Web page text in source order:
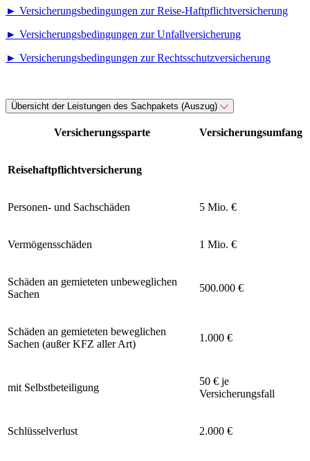
► Versicherungsbedingungen zur Reise-Haftpflichtversicherung
► Versicherungsbedingungen zur Unfallversicherung
► Versicherungsbedingungen zur Rechtsschutzversicherung
Übersicht der Leistungen des Sachpakets (Auszug)
Versicherungssparte Versicherungsumfang
Reisehaftpflichtversicherung
Personen- und Sachschäden 5 Mio. €
Vermögensschäden 1 Mio. €
Schäden an gemieteten unbeweglichen
Sachen
500.000 €
Schäden an gemieteten beweglichen
Sachen (außer KFZ aller Art)
1.000 €
mit Selbstbeteiligung
50 € je
Versicherungsfall
Schlüsselverlust 2.000 €